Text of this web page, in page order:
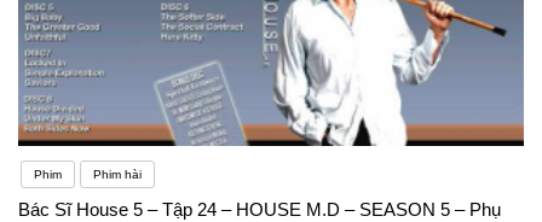
Phim Phim hài
Bác Sĩ House 5 – Tập 24 – HOUSE M.D – SEASON 5 – Phụ